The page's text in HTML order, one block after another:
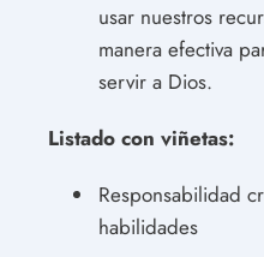
usar nuestros
manera efectiva
servir a Dios.
Listado con viñetas:
Responsabilidad
habilidades